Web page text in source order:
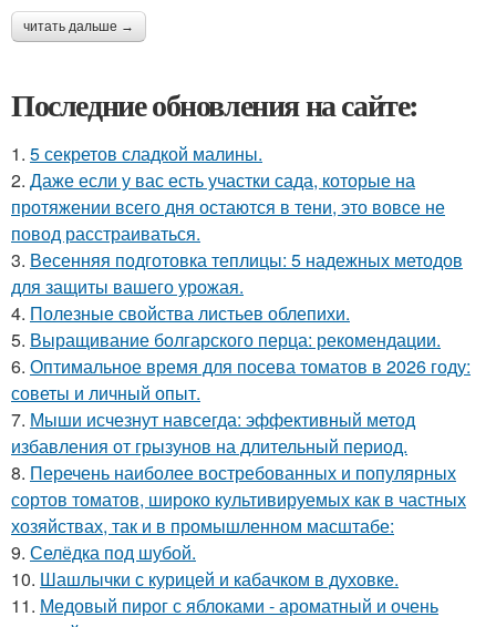
читать дальше →
Последние обновления на сайте:
1. 5 секретов сладкой малины.
2. Даже если у вас есть участки сада, которые на
протяжении всего дня остаются в тени, это вовсе не
повод расстраиваться.
3. Весенняя подготовка теплицы: 5 надежных методов
для защиты вашего урожая.
4. Полезные свойства листьев облепихи.
5. Выращивание болгарского перца: рекомендации.
6. Оптимальное время для посева томатов в 2026 году:
советы и личный опыт.
7. Мыши исчезнут навсегда: эффективный метод
избавления от грызунов на длительный период.
8. Перечень наиболее востребованных и популярных
сортов томатов, широко культивируемых как в частных
хозяйствах, так и в промышленном масштабе:
9. Селёдка под шубой.
10. Шашлычки с курицей и кабачком в духовке.
11. Медовый пирог с яблоками - ароматный и очень